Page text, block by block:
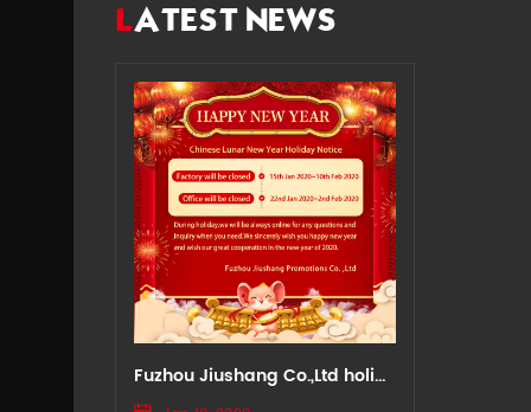
LATEST NEWS
Fuzhou Jiushang Co.,Ltd holiday notice